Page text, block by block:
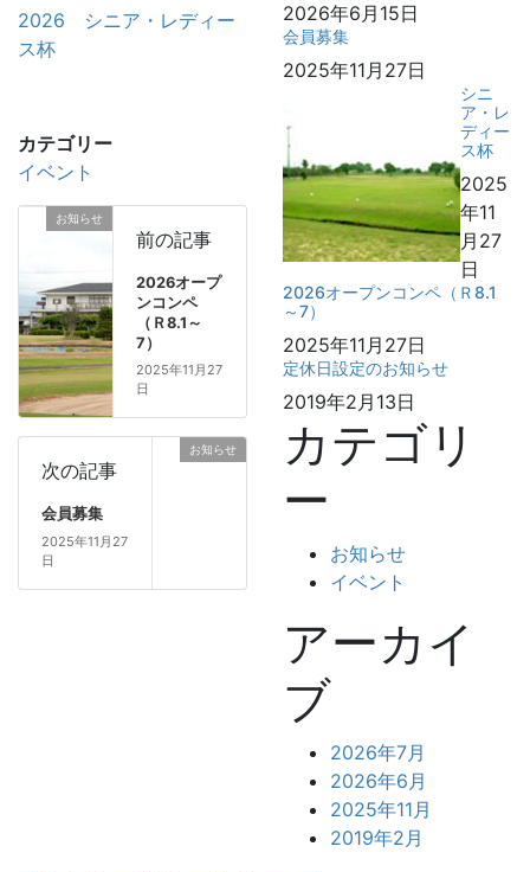
2026 シニア・レディー
ス杯
カテゴリー
イベント
お知らせ
前の記事
2026オープ
ンコンペ
（Ｒ8.1～
7）
2025年11月27
日
お知らせ
次の記事
会員募集
2025年11月27
日
2026年6月15日
会員募集
2025年11月27日
シニ
ア・レ
ディー
ス杯
2025
年11
月27
日
2026オープンコンペ（Ｒ8.1
～7）
2025年11月27日
定休日設定のお知らせ
2019年2月13日
カテゴリ
ー
お知らせ
イベント
アーカイ
ブ
2026年7月
2026年6月
2025年11月
2019年2月